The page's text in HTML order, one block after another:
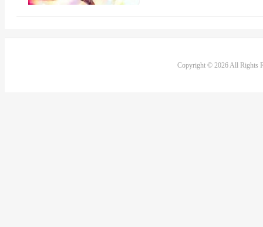
Copyright © 2026 All Rights